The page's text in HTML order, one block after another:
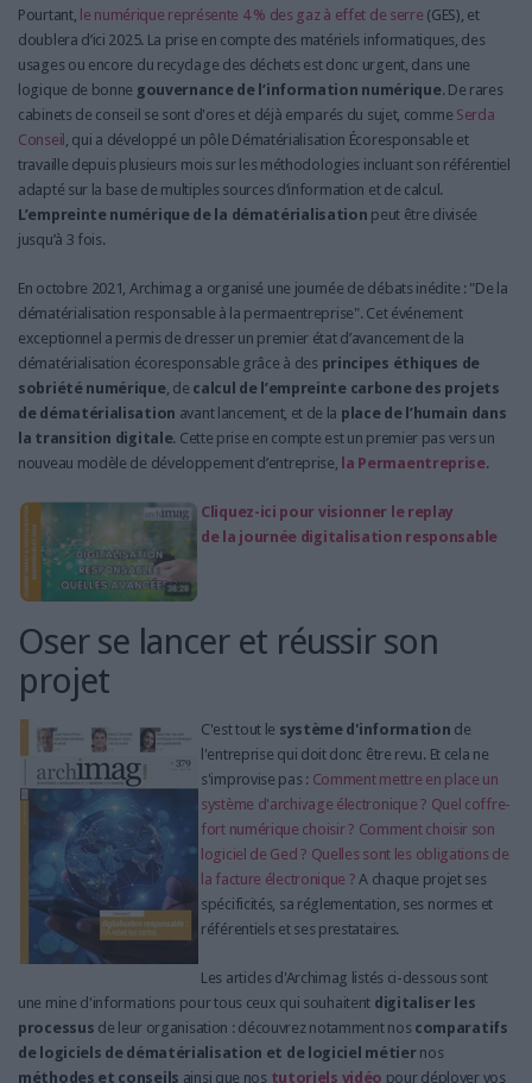
Pourtant, le numérique représente 4 % des gaz à effet de serre (GES), et
doublera d’ici 2025. La prise en compte des matériels informatiques, des
usages ou encore du recyclage des déchets est donc urgent, dans une
logique de bonne gouvernance de l’information numérique. De rares
cabinets de conseil se sont d'ores et déjà emparés du sujet, comme Serda
Conseil , qui a développé un pôle Dématérialisation Écoresponsable et
travaille depuis plusieurs mois sur les méthodologies incluant son référentiel
adapté sur la base de multiples sources d’information et de calcul.
L’empreinte numérique de la dématérialisation peut être divisée
jusqu’à 3 fois.
En octobre 2021, Archimag a organisé une journée de débats inédite : "De la
dématérialisation responsable à la permaentreprise". Cet événement
exceptionnel a permis de dresser un premier état d’avancement de la
dématérialisation écoresponsable grâce à des principes éthiques de
sobriété numérique, de calcul de l’empreinte carbone des projets
de dématérialisation avant lancement, et de la place de l’humain dans
la transition digitale. Cette prise en compte est un premier pas vers un
nouveau modèle de développement d’entreprise, la Permaentreprise.
Cliquez-ici pour visionner le replay
de la journée digitalisation responsable
Oser se lancer et réussir son
projet
C'est tout le système d'information de
l'entreprise qui doit donc être revu. Et cela ne
s'improvise pas : Comment mettre en place un
système d'archivage électronique ? Quel coffre-
fort numérique choisir ? Comment choisir son
logiciel de Ged ? Quelles sont les obligations de
la facture électronique ? A chaque projet ses
spécificités, sa réglementation, ses normes et
référentiels et ses prestataires.
Les articles d'Archimag listés ci-dessous sont
une mine d'informations pour tous ceux qui souhaitent digitaliser les
processus de leur organisation : découvrez notamment nos comparatifs
de logiciels de dématérialisation et de logiciel métiernos
méthodes et conseils ainsi que nos tutoriels vidéo pour déployer vos